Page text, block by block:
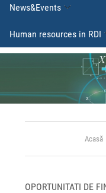
News&Events
Human resources in RDI
Acasă
OPORTUNITATI DE